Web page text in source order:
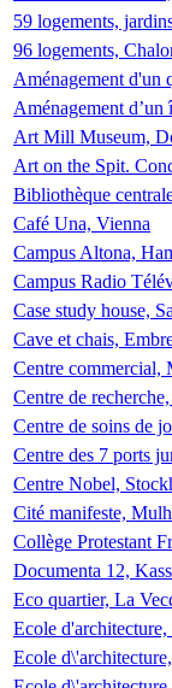
59 logements,
96 logements,
Aménagement d'un
Aménagement
Art Mill Museum,
Art on the Spit.
Bibliothèque
Café Una, Vienna
Campus Altona,
Campus Radio
Case study house,
Cave et chais,
Centre commercial,
Centre de
Centre de soins de
Centre des 7 ports
Centre Nobel,
Cité manifeste,
Collège Protestant
Documenta 12,
Eco quartier, La
Ecole d'architecture,
Ecole